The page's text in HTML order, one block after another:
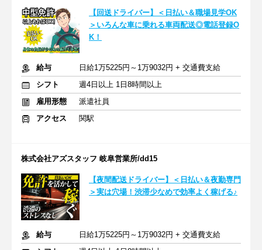
【回送ドライバー】＜日払い＆職場見学OK
＞いろんな車に乗れる車両配送◎電話登録O
K！
給与
日給1万5225円～1万9032円 + 交通費支給
シフト
週4日以上 1日8時間以上
雇用形態
派遣社員
アクセス
関駅
株式会社アズスタッフ 岐阜営業所/dd15
【夜間配送ドライバー】＜日払い＆夜勤専門
＞実は穴場！渋滞少なめで効率よく稼げる♪
給与
日給1万5225円～1万9032円 + 交通費支給